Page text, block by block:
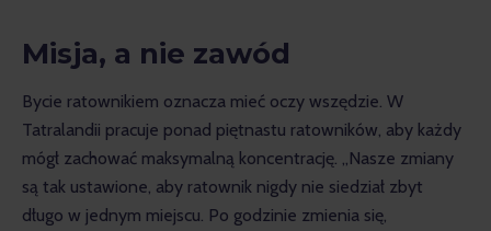
Misja, a nie zawód
Bycie ratownikiem oznacza mieć oczy wszędzie. W
Tatralandii pracuje ponad piętnastu ratowników, aby każdy
mógł zachować maksymalną koncentrację. „Nasze zmiany
są tak ustawione, aby ratownik nigdy nie siedział zbyt
długo w jednym miejscu. Po godzinie zmienia się,